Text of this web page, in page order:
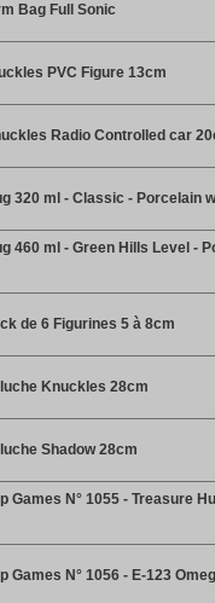
Bag Full Sonic
PVC Figure 13cm
Radio Controlled car
320 ml - Classic - Porcelain
460 ml - Green Hills Level -
de 6 Figurines 5 à 8cm
Knuckles 28cm
Shadow 28cm
Games N° 1055 - Treasure
Games N° 1056 - E-123